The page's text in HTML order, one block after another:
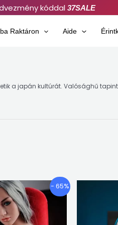
kóddal 37SALE
Raktáron Aide
a japán kultúrát. Valósághű
- 65%
Árkategória:
€724.10
keresztül
€1,013.28
Ennek
terméknek